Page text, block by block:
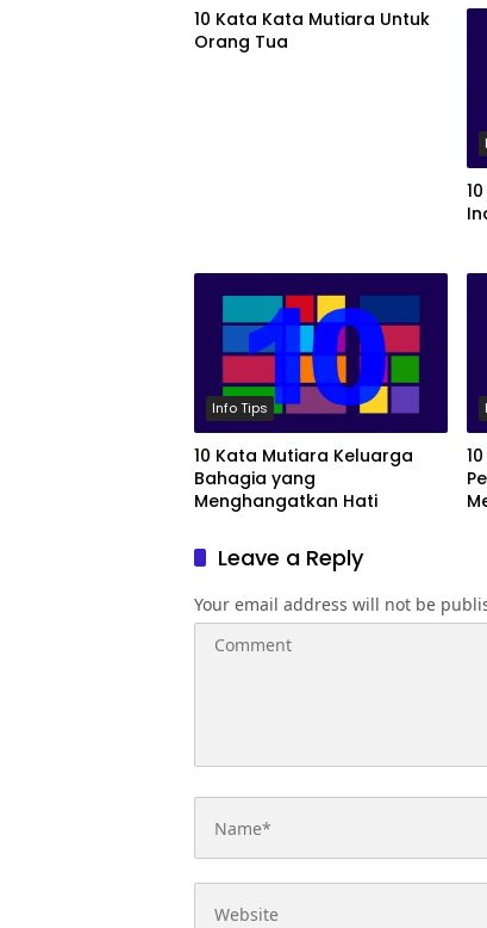
10 Kata Kata Mutiara Untuk
Orang Tua
Info Tips
10 Kata Mutiara Keluarga
Bahagia yang
Menghangatkan Hati
Leave a Reply
Your email address will not be